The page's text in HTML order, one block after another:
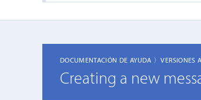
DOCUMENTACIÓN DE AYUDA 〉VERSIONES
Creating a new